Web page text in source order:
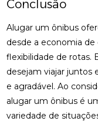
Conclusão
Alugar um ônibus
desde a economia
flexibilidade de rotas.
desejam viajar juntos
e agradável. Ao
alugar um ônibus é
variedade de